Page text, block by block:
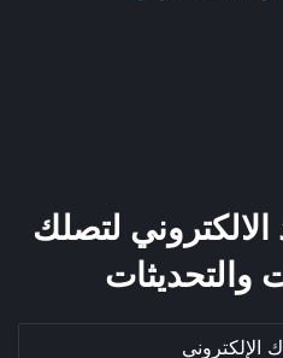
لتصلك
والتحديثات